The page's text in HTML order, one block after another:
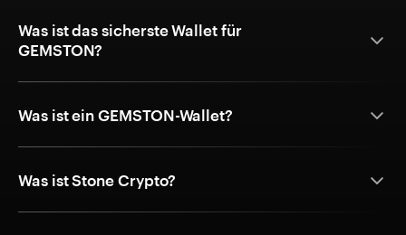
Was ist das sicherste Wallet für
GEMSTON?
Was ist ein GEMSTON-Wallet?
Was ist Stone Crypto?